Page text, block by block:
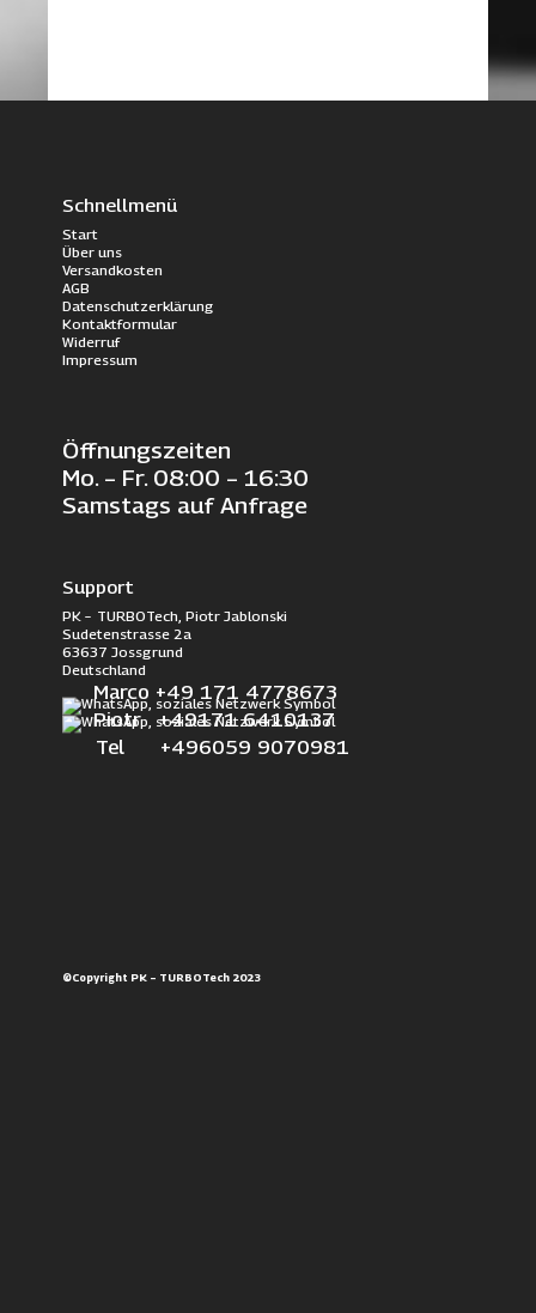
Schnellmenü
Start
Über uns
Versandkosten
AGB
Datenschutzerklärung
Kontaktformular
Widerruf
Impressum
Öffnungszeiten
Mo. – Fr. 08:00 – 16:30
Samstags auf Anfrage
Support
PK – TURBOTech, Piotr Jablonski
Sudetenstrasse 2a
63637 Jossgrund
Deutschland
Marco +49 171 4778673
Piotr +49171 6410137
Tel +496059 9070981
©Copyright PK – TURBOTech 2023